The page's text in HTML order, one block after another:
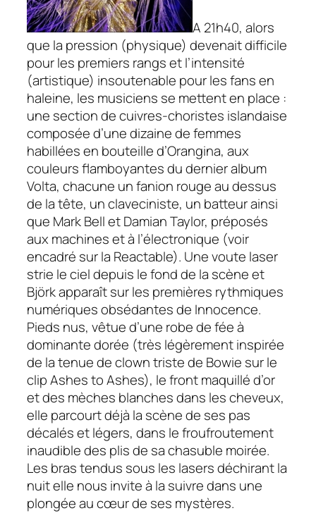
A 21h40, alors
que la pression (physique) devenait difficile
pour les premiers rangs et l’intensité
(artistique) insoutenable pour les fans en
haleine, les musiciens se mettent en place :
une section de cuivres-choristes islandaise
composée d’une dizaine de femmes
habillées en bouteille d’Orangina, aux
couleurs flamboyantes du dernier album
Volta, chacune un fanion rouge au dessus
de la tête, un claveciniste, un batteur ainsi
que Mark Bell et Damian Taylor, préposés
aux machines et à l’électronique (voir
encadré sur la Reactable). Une voute laser
strie le ciel depuis le fond de la scène et
Björk apparaît sur les premières rythmiques
numériques obsédantes de Innocence.
Pieds nus, vêtue d’une robe de fée à
dominante dorée (très légèrement inspirée
de la tenue de clown triste de Bowie sur le
clip Ashes to Ashes), le front maquillé d’or
et des mèches blanches dans les cheveux,
elle parcourt déjà la scène de ses pas
décalés et légers, dans le froufroutement
inaudible des plis de sa chasuble moirée.
Les bras tendus sous les lasers déchirant la
nuit elle nous invite à la suivre dans une
plongée au cœur de ses mystères.